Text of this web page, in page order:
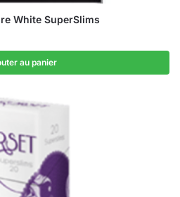
White SuperSlims
au panier